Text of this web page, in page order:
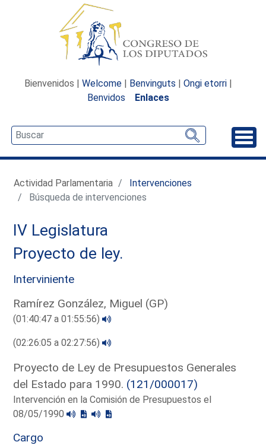
Bienvenidos | Welcome | Benvinguts | Ongi etorri |
Benvidos
Enlaces
Actividad Parlamentaria
Intervenciones
Búsqueda de intervenciones
IV Legislatura
Proyecto de ley.
Interviniente
Ramírez González, Miguel (GP)
(01:40:47 a 01:55:56)
(02:26:05 a 02:27:56)
Proyecto de Ley de Presupuestos Generales
del Estado para 1990. (121/000017)
Intervención en la Comisión de Presupuestos el
08/05/1990
Cargo